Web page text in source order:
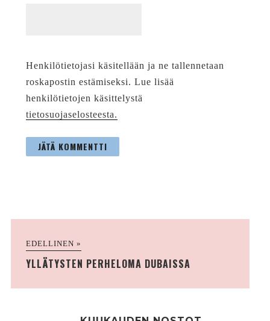
Henkilötietojasi käsitellään ja ne tallennetaan
roskapostin estämiseksi. Lue lisää
henkilötietojen käsittelystä
tietosuojaselosteesta.
EDELLINEN »
YLLÄTYSTEN PERHELOMA DUBAISSA